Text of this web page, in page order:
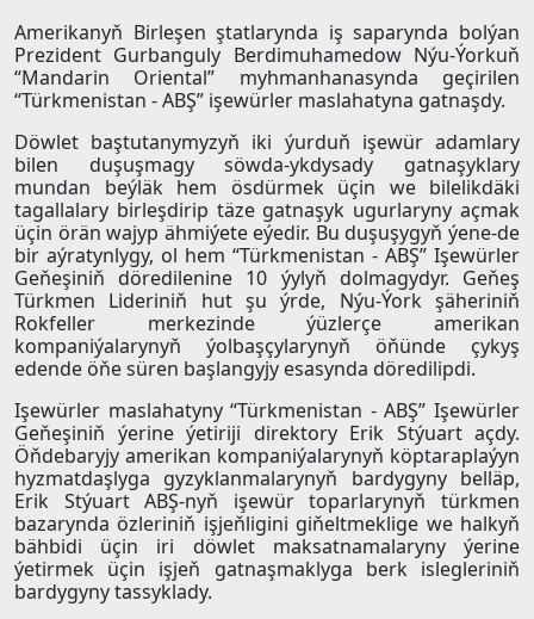
Amerikanyň Birleşen ştatlarynda iş saparynda bolýan
Prezident Gurbanguly Berdimuhamedow Nýu-Ýorkuň
“Mandarin Oriental” myhmanhanasynda geçirilen
“Türkmenistan - ABŞ” işewürler maslahatyna gatnaşdy.
Döwlet baştutanymyzyň iki ýurduň işewür adamlary
bilen duşuşmagy söwda-ykdysady gatnaşyklary
mundan beýläk hem ösdürmek üçin we bilelikdäki
tagallalary birleşdirip täze gatnaşyk ugurlaryny açmak
üçin örän wajyp ähmiýete eýedir. Bu duşuşygyň ýene-de
bir aýratynlygy, ol hem “Türkmenistan - ABŞ” Işewürler
Geňeşiniň döredilenine 10 ýylyň dolmagydyr. Geňeş
Türkmen Lideriniň hut şu ýrde, Nýu-Ýork şäheriniň
Rokfeller merkezinde ýüzlerçe amerikan
kompaniýalarynyň ýolbaşçylarynyň öňünde çykyş
edende öňe süren başlangyjy esasynda döredilipdi.
Işewürler maslahatyny “Türkmenistan - ABŞ” Işewürler
Geňeşiniň ýerine ýetiriji direktory Erik Stýuart açdy.
Öňdebaryjy amerikan kompaniýalarynyň köptaraplaýyn
hyzmatdaşlyga gyzyklanmalarynyň bardygyny belläp,
Erik Stýuart ABŞ-nyň işewür toparlarynyň türkmen
bazarynda özleriniň işjeňligini giňeltmeklige we halkyň
bähbidi üçin iri döwlet maksatnamalaryny ýerine
ýetirmek üçin işjeň gatnaşmaklyga berk islegleriniň
bardygyny tassyklady.